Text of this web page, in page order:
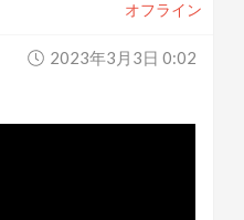
オフライン
2023年3月3日 0:02